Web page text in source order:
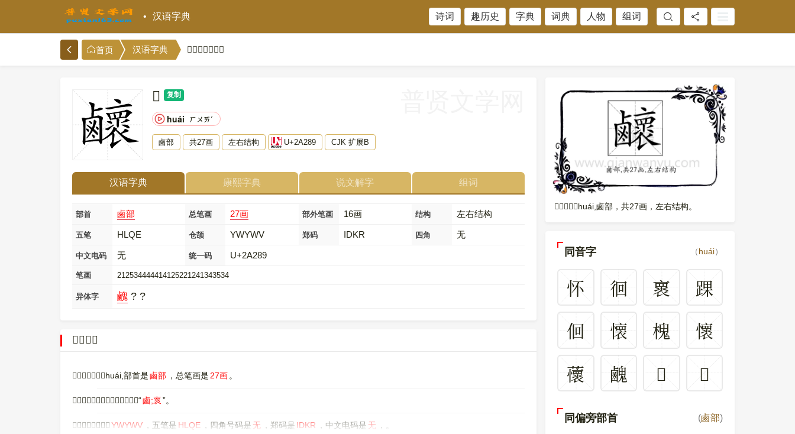
汉语字典 诗词 趣历史 字典 词典 人物 组词
首页 汉语字典 𪊉的意思和解释
𪊉 复制
huái ㄏㄨㄞˊ
鹵部 共27画 左右结构 U+2A289 CJK 扩展B
汉语字典 康熙字典 说文解字 组词
部首 鹵部 总笔画 27画 部外笔画 16画 结构 左右结构
五笔 HLQE 仓颉 YWYWV 郑码 IDKR 四角 无
中文电码 无 统一码 U+2A289
笔画 212534444414125221241343534
异体字 䴜 ? ?
𪊉字概述
〔𪊉〕字拼音是huái,部首是鹵部 ，总笔画是 27画 。
〔𪊉〕字是左右结构，可拆字为“鹵;褱”。
〔𪊉〕字仓颉码是YWYWV ，五笔是 HLQE ，四角号码是 无 ，郑码是 IDKR ，中文电码是 无 ，。
𪊉，读音是huái,鹵部，共27画，左右结构。
同音字 （huái）
怀 徊 褱
踝
佪
懐 槐
懷
蘹
䴜 𪊉 𩌃
同偏旁部首 (鹵部)